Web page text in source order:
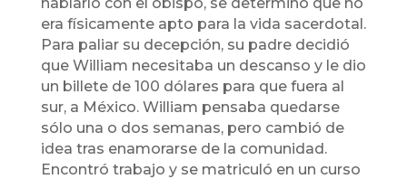
era físicamente apto para la vida sacerdotal.
Para paliar su decepción, su padre decidió
que William necesitaba un descanso y le dio
un billete de 100 dólares para que fuera al
sur, a México. William pensaba quedarse
sólo una o dos semanas, pero cambió de
idea tras enamorarse de la comunidad.
Encontró trabajo y se matriculó en un curso